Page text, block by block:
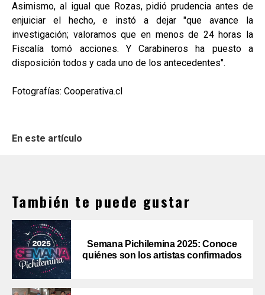
Asimismo, al igual que Rozas, pidió prudencia antes de
enjuiciar el hecho, e instó a dejar "que avance la
investigación; valoramos que en menos de 24 horas la
Fiscalía tomó acciones. Y Carabineros ha puesto a
disposición todos y cada uno de los antecedentes".
Fotografías: Cooperativa.cl
En este artículo
También te puede gustar
Semana Pichilemina 2025: Conoce
quiénes son los artistas confirmados